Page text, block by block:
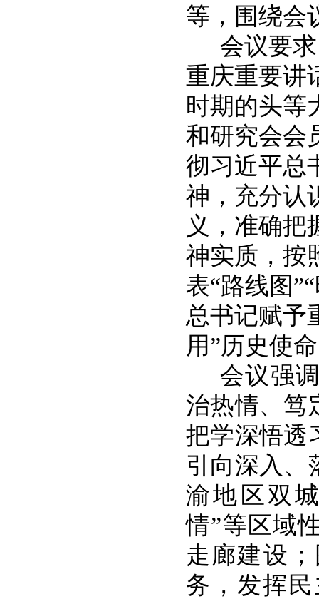
等，围绕会
会议要
重庆重要讲
时期的头等
和研究会会
彻习近平总
神，充分认
义，准确把
神实质，按
表“路线图
总书记赋予
用”历史使
会议强
治热情、笃
把学深悟透
引向深入、
渝地区双
情”等区域
走廊建设
务，发挥